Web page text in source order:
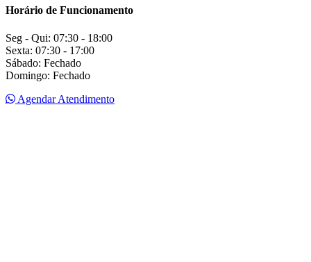
Horário de Funcionamento
Seg - Qui: 07:30 - 18:00
Sexta: 07:30 - 17:00
Sábado: Fechado
Domingo: Fechado
Agendar Atendimento